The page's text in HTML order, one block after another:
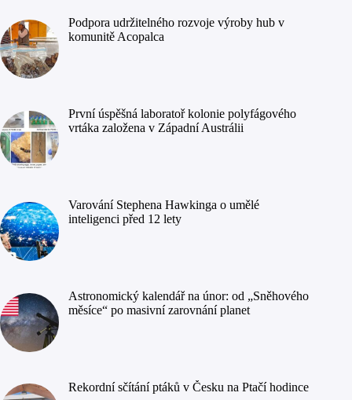
Podpora udržitelného rozvoje výroby hub v
komunitě Acopalca
První úspěšná laboratoř kolonie polyfágového
vrtáka založena v Západní Austrálii
Varování Stephena Hawkinga o umělé
inteligenci před 12 lety
Astronomický kalendář na únor: od „Sněhového
měsíce“ po masivní zarovnání planet
Rekordní sčítání ptáků v Česku na Ptačí hodince